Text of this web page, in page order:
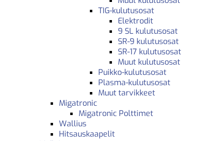
TIG-kulutusosat
Elektrodit
9 SL kulutusosat
SR-9 kulutusosat
SR-17 kulutusosat
Muut kulutusosat
Puikko-kulutusosat
Plasma-kulutusosat
Muut tarvikkeet
Migatronic
Migatronic Polttimet
Wallius
Hitsauskaapelit